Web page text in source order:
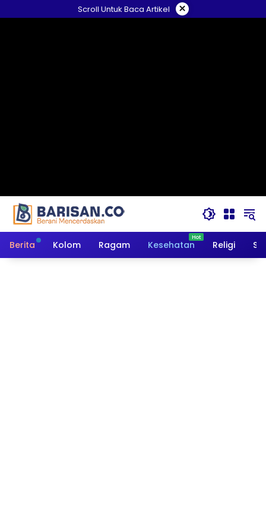
ke
Scroll Untuk Baca Artikel ×
Berita Kolom Ragam Kesehatan Religi